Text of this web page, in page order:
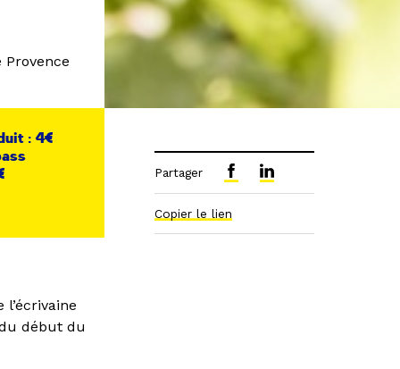
Provence
: 4€
début du
Partager
Copier le lien